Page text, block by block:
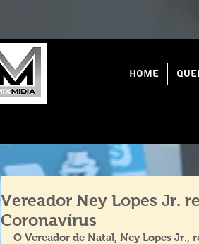
Home
Vereador Ney Lopes Jr.
Coronavírus
O Vereador de Natal, Ney Lopes Jr.,